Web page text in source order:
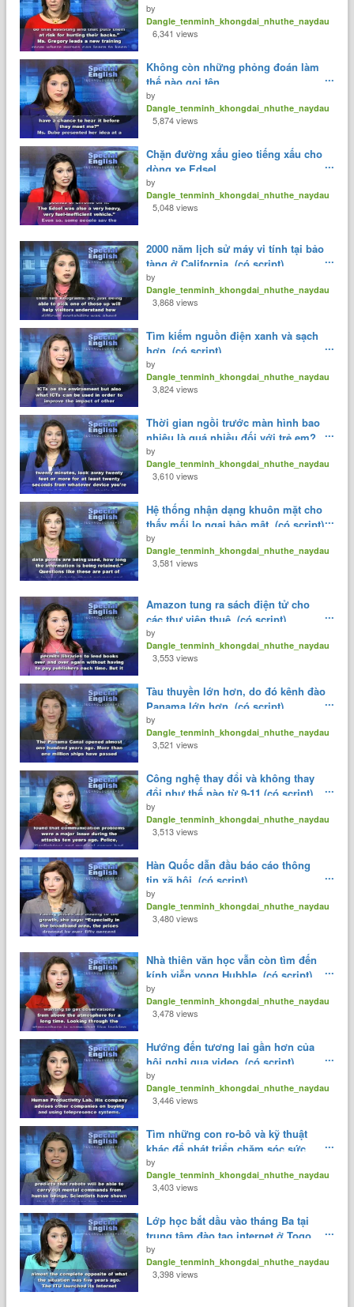
by
Dangle_tenminh_khongdai_nhuthe_naydau
6,341 views
Không còn những phỏng đoán làm
thế nào gọi tên.
by
Dangle_tenminh_khongdai_nhuthe_naydau
5,874 views
Chặn đường xấu gieo tiếng xấu cho
dòng xe Edsel.
by
Dangle_tenminh_khongdai_nhuthe_naydau
5,048 views
2000 năm lịch sử máy vi tính tại bảo
tàng ở California. (có script)
by
Dangle_tenminh_khongdai_nhuthe_naydau
3,868 views
Tìm kiếm nguồn điện xanh và sạch
hơn. (có script)
by
Dangle_tenminh_khongdai_nhuthe_naydau
3,824 views
Thời gian ngồi trước màn hình bao
nhiêu là quá nhiều đối với trẻ em?
(có script)
by
Dangle_tenminh_khongdai_nhuthe_naydau
3,610 views
Hệ thống nhận dạng khuôn mặt cho
thấy mối lo ngại bảo mật. (có script)
by
Dangle_tenminh_khongdai_nhuthe_naydau
3,581 views
Amazon tung ra sách điện tử cho
các thư viện thuê. (có script)
by
Dangle_tenminh_khongdai_nhuthe_naydau
3,553 views
Tàu thuyền lớn hơn, do đó kênh đào
Panama lớn hơn. (có script)
by
Dangle_tenminh_khongdai_nhuthe_naydau
3,521 views
Công nghệ thay đổi và không thay
đổi như thế nào từ 9-11.(có script)
by
Dangle_tenminh_khongdai_nhuthe_naydau
3,513 views
Hàn Quốc dẫn đầu báo cáo thông
tin xã hội. (có script)
by
Dangle_tenminh_khongdai_nhuthe_naydau
3,480 views
Nhà thiên văn học vẫn còn tìm đến
kính viễn vọng Hubble. (có script)
by
Dangle_tenminh_khongdai_nhuthe_naydau
3,478 views
Hướng đến tương lai gần hơn của
hội nghị qua video. (có script)
by
Dangle_tenminh_khongdai_nhuthe_naydau
3,446 views
Tìm những con ro-bô và kỹ thuật
khác để phát triển chăm sóc sức
khỏe. (có script)
by
Dangle_tenminh_khongdai_nhuthe_naydau
3,403 views
Lớp học bắt dầu vào tháng Ba tại
trung tâm đào tạo internet ở Togo.
(có script)
by
Dangle_tenminh_khongdai_nhuthe_naydau
3,398 views